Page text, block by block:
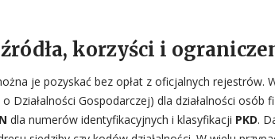
korzyści i
je pozyskać bez opłat z oficjalnych rejestrów.
Działalności Gospodarczej) dla działalności osób
dla numerów identyfikacyjnych i klasyfikacji PKD.